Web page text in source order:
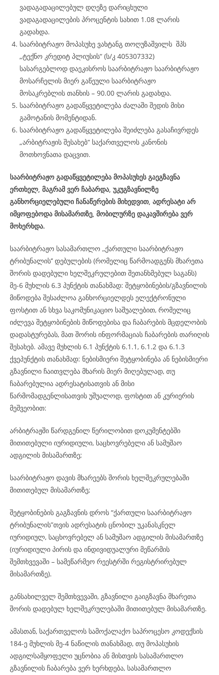
ვადაგადაცილებულ დღეზე დარიცხული
ვადაგადაცილების პროცენტის სახით 1.08 ლარის
გადახდა.
საარბიტრაჟო მოპასუხე ვახტანგ თოღუზაშვილს შპს
„ტექნო კრედიტ პლიუსის“ (ს/კ 405307332)
სასარგებლოდ დაეკისროს საარბიტრაჟო საარბიტრაჟო
მოსარჩელის მიერ გაწეული საარბიტრაჟო
მოსაკრებლის თანხის – 90.00 ლარის გადახდა.
საარბიტრაჟო გადაწყვეტილება ძალაში შედის მისი
გამოტანის მომენტიდან.
საარბიტრაჟო გადაწყვეტილება შეიძლება გასაჩივრდეს
„არბიტრაჟის შესახებ“ საქართველოს კანონის
მოთხოვნათა დაცვით.
საარბიტრაჟო გადაწყვეტილება მოპასუხეს გაეგზავნა
ერთხელ, მაგრამ ვერ ჩაბარდა, უკუგზავნილზე
განხორციელებული ჩანაწერების მიხედვით, ადრესატი არ
იმყოფებოდა მისამართზე, მობილურზე დაკავშირება ვერ
მოხერხდა.
საარბიტრაჟო სასამართლო ,,ქართული საარბიტრაჟო
ტრიბუნალის’’ დებულების (რომელიც წარმოადგენს მხარეთა
შორის დადებული ხელშეკრულებით შეთანხმებულ საგანს)
მე-6 მუხლის 6.3 პუნქტის თანახმად: შეტყობინების/გზავნილის
მიწოდება შესაძლოა განხორციელდეს ელექტრონული
ფოსტით ან სხვა საკომუნიკაციო საშუალებით, რომელიც
იძლევა შეტყობინების მიწოდებისა და ჩაბარების მცდელობის
დადასტურებას, მათ შორის ინფორმაციას ჩაბარების თარიღის
შესახებ. ამავე მუხლის 6.1 პუნქტის 6.1.1, 6.1.2 და 6.1.3
ქვეპუნქტის თანახმად: ნებისმიერი შეტყობინება ან ნებისმიერი
გზავნილი ჩაითვლება მხარის მიერ მიღებულად, თუ
ჩაბარებულია ადრესატისათვის ან მისი
წარმომადგენლისათვის უშუალოდ, ფოსტით ან კურიერის
მეშვეობით:
არბიტრაჟში წარდგენილ წერილობით დოკუმენტებში
მითითებული იურიდიული, საცხოვრებელი ან სამუშაო
ადგილის მისამართზე;
საარბიტრაჟო დავის მხარეებს შორის ხელშეკრულებაში
მითითებულ მისამართზე;
შეტყობინების გაგზავნის დროს “ქართული საარბიტრაჟო
ტრიბუნალის”თვის ადრესატის ცნობილ უკანასკნელ
იურიდიულ, საცხოვრებელ ან სამუშაო ადგილის მისამართზე
(იურიდიული პირის და ინდივიდუალური მეწარმის
შემთხვევაში – სამეწარმეო რეესტრში რეგისტრირებულ
მისამართზე).
განსახილველ შემთხვევაში, გზავნილი გაიგზავნა მხარეთა
შორის დადებულ ხელშეკრულებაში მითითებულ მისამართზე.
ამასთან, საქართველოს სამოქალაქო საპროცესო კოდექსის
184-ე მუხლის მე-4 ნაწილის თანახმად, თუ მოპასუხის
ადგილსამყოფელი უცნობია ან მისთვის სასამართლო
გზავნილის ჩაბარება ვერ ხერხდება, სასამართლო